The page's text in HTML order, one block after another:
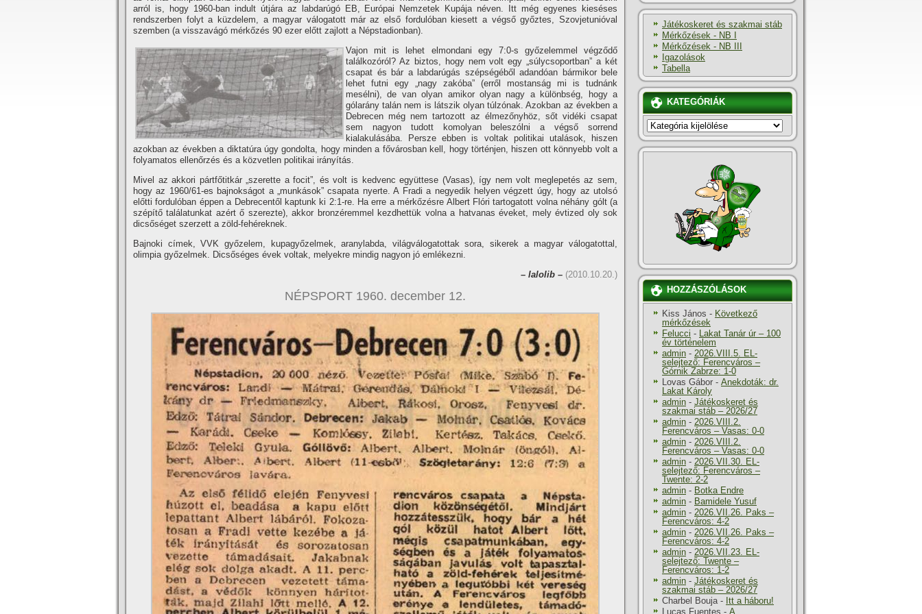
arról is, hogy 1960-ban indult útjára az labdarúgó EB, Európai Nemzetek Kupája néven. Itt még egyenes kieséses
rendszerben folyt a küzdelem, a magyar válogatott már az első fordulóban kiesett a végső győztes, Szovjetunióval
szemben (a visszavágó mérkőzés 90 ezer előtt zajlott a Népstadionban).
Vajon mit is lehet elmondani egy 7:0-s győzelemmel végződő
találkozóról? Az biztos, hogy nem volt egy „súlycsoportban” a két
csapat és bár a labdarúgás szépségéből adandóan bármikor bele
lehet futni egy „nagy zakóba” (erről mostanság mi is tudnánk
mesélni), de van olyan amikor olyan nagy a különbség, hogy a
gólarány talán nem is látszik olyan túlzónak. Azokban az években a
Debrecen még nem tartozott az élmezőnyhöz, sőt vidéki csapat
sem nagyon tudott komolyan beleszólni a végső sorrend
kialakulásába. Persze ebben is voltak politikai utalások, hiszen
azokban az években a diktatúra úgy gondolta, hogy minden a fővárosban kell, hogy történjen, hiszen ott könnyebb volt a
folyamatos ellenőrzés és a közvetlen politikai irányí­tás.
Mivel az akkori pártfőtitkár „szerette a focit”, és volt is kedvenc együttese (Vasas), í­gy nem volt meglepetés az sem,
hogy az 1960/61-es bajnokságot a „munkások” csapata nyerte. A Fradi a negyedik helyen végzett úgy, hogy az utolsó
előtti fordulóban éppen a Debrecentől kaptunk ki 2:1-re. Ha erre a mérkőzésre Albert Flóri tartogatott volna néhány gólt (a
szépí­tő találatunkat azért ő szerezte), akkor bronzéremmel kezdhettük volna a hatvanas éveket, mely évtized oly sok
dicsőséget szerzett a zöld-fehéreknek.
Bajnoki cí­mek, VVK győzelem, kupagyőzelmek, aranylabda, világválogatottak sora, sikerek a magyar válogatottal,
olimpia győzelmek. Dicsőséges évek voltak, melyekre mindig nagyon jó emlékezni.
– lalolib – (2010.10.20.)
NÉPSPORT 1960. december 12.
Játékoskeret és szakmai stáb
Mérkőzések - NB I
Mérkőzések - NB III
Igazolások
Tabella
KATEGÓRIÁK
KATEGÓRIÁK
HOZZÁSZÓLÁSOK
Kiss János - Következő
mérkőzések
Felucci - Lakat Tanár úr – 100
év történelem
admin - 2026.VIII.5. EL-
selejtező: Ferencváros –
Górnik Zabrze: 1-0
Lovas Gábor - Anekdoták: dr.
Lakat Károly
admin - Játékoskeret és
szakmai stáb – 2026/27
admin - 2026.VIII.2.
Ferencváros – Vasas: 0-0
admin - 2026.VIII.2.
Ferencváros – Vasas: 0-0
admin - 2026.VII.30. EL-
selejtező: Ferencváros –
Twente: 2-2
admin - Botka Endre
admin - Bamidele Yusuf
admin - 2026.VII.26. Paks –
Ferencváros: 4-2
admin - 2026.VII.26. Paks –
Ferencváros: 4-2
admin - 2026.VII.23. EL-
selejtező: Twente –
Ferencváros: 1-2
admin - Játékoskeret és
szakmai stáb – 2026/27
Charbel Bouja- Itt a háboru!
Lucas Fuentes - A